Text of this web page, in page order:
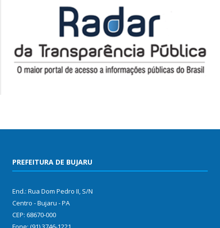
PREFEITURA DE BUJARU
End.: Rua Dom Pedro II, S/N
Centro - Bujaru - PA
CEP: 68670-000